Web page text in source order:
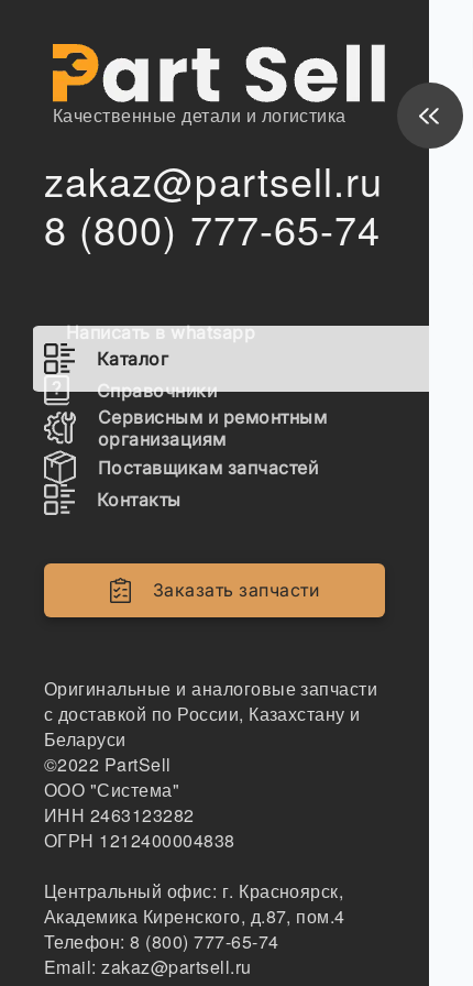
Качественные детали и логистика
zakaz@partsell.ru
8 (800) 777-65-74
Написать в whatsapp
Каталог
Справочники
Сервисным и ремонтным
организациям
Поставщикам запчастей
Контакты
Заказать запчасти
Оригинальные и аналоговые запчасти
с доставкой по России, Казахстану и
Беларуси
©2022 PartSell
ООО "Система"
ИНН 2463123282
ОГРН 1212400004838
Центральный офис: г. Красноярск,
Академика Киренского, д.87, пом.4
Телефон:8 (800) 777-65-74
Email:zakaz@partsell.ru